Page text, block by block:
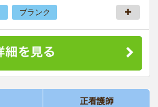
ブランク
正看護師